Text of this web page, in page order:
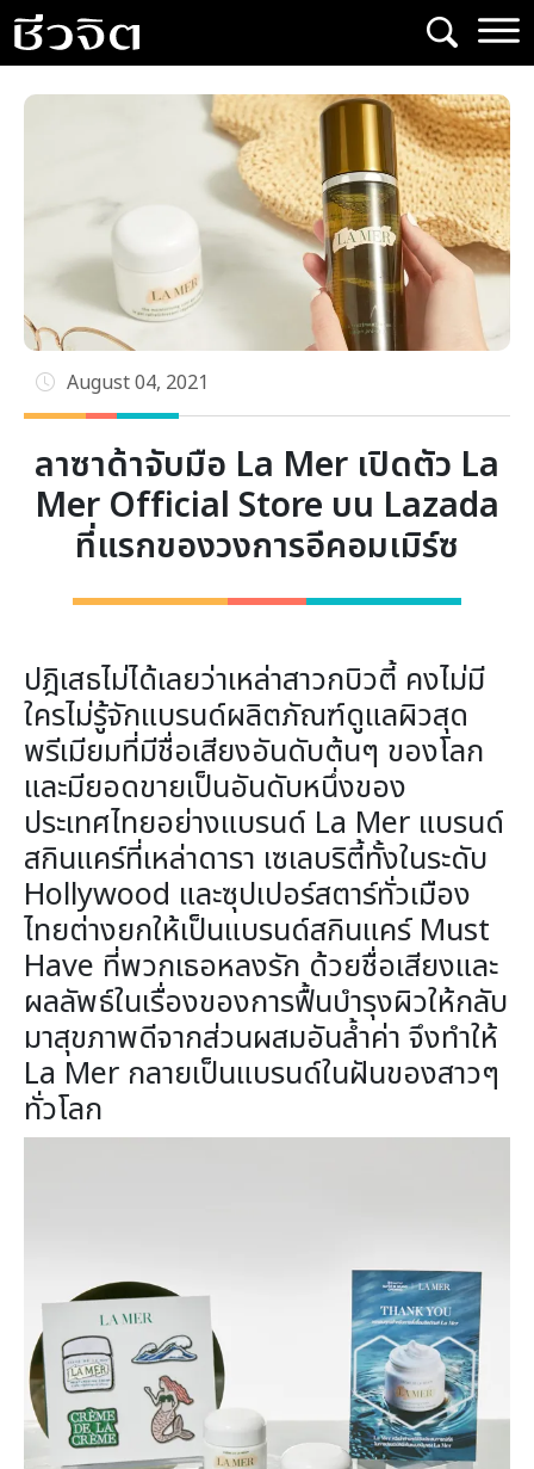
Skip
to
content
August 04, 2021
ลาซาด้าจับมือ La Mer เปิดตัว La
Mer Official Store บน Lazada
ที่แรกของวงการอีคอมเมิร์ซ
ปฎิเสธไม่ได้เลยว่าเหล่าสาวกบิวตี้ คงไม่มี
ใครไม่รู้จักแบรนด์ผลิตภัณฑ์ดูแลผิวสุด
พรีเมียมที่มีชื่อเสียงอันดับต้นๆ ของโลก
และมียอดขายเป็นอันดับหนึ่งของ
ประเทศไทยอย่างแบรนด์ La Mer แบรนด์
สกินแคร์ที่เหล่าดารา เซเลบริตี้ทั้งในระดับ
Hollywood และซุปเปอร์สตาร์ทั่วเมือง
ไทยต่างยกให้เป็นแบรนด์สกินแคร์ Must
Have ที่พวกเธอหลงรัก ด้วยชื่อเสียงและ
ผลลัพธ์ในเรื่องของการฟื้นบำรุงผิวให้กลับ
มาสุขภาพดีจากส่วนผสมอันล้ำค่า จึงทำให้
La Mer กลายเป็นแบรนด์ในฝันของสาวๆ
ทั่วโลก